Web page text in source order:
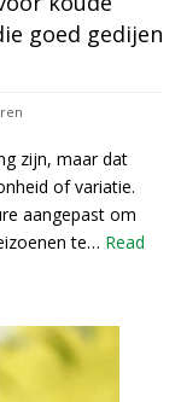
goed gedijen
zijn, maar dat
of variatie.
aangepast om
te… Read